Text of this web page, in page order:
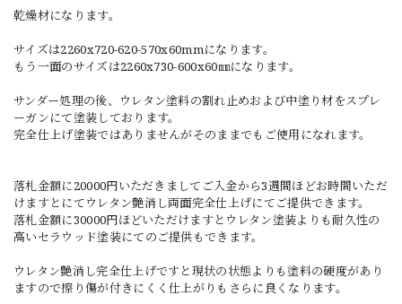
乾燥材になります。
サイズは2260x720-620-570x60mmになります。
もう一面のサイズは2260x730-600x60㎜になります。
サンダー処理の後、ウレタン塗料の割れ止めおよび中塗り材をスプレ
ーガンにて塗装しております。
完全仕上げ塗装ではありませんがそのままでもご使用になれます。
落札金額に20000円いただきましてご入金から3週間ほどお時間いただ
けますとにてウレタン艶消し両面完全仕上げにてご提供できます。
落札金額に30000円ほどいただけますとウレタン塗装よりも耐久性の
高いセラウッド塗装にてのご提供もできます。
ウレタン艶消し完全仕上げですと現状の状態よりも塗料の硬度があり
ますので擦り傷が付きにくく仕上がりもさらに良くなります。